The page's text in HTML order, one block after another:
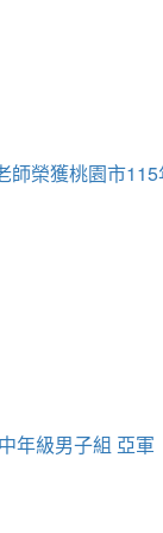
榮獲桃園市115
年級男子組 亞軍